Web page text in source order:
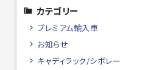
カテゴリー
プレミアム輸入車
お知らせ
キャディラック/シボレー